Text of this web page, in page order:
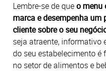
Lembre-se de queo menu
marca e desempenha um
cliente sobre o seu
seja atraente, informativo
do seu estabelecimento
no setor de alimentos e